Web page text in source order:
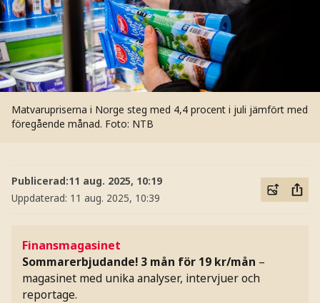
Matvarupriserna i Norge steg med 4,4 procent i juli jämfört med
föregående månad. Foto: NTB
Publicerad:11 aug. 2025, 10:19
Uppdaterad: 11 aug. 2025, 10:39
Finansmagasinet
Sommarerbjudande! 3 mån för 19 kr/mån –
magasinet med unika analyser, intervjuer och
reportage.